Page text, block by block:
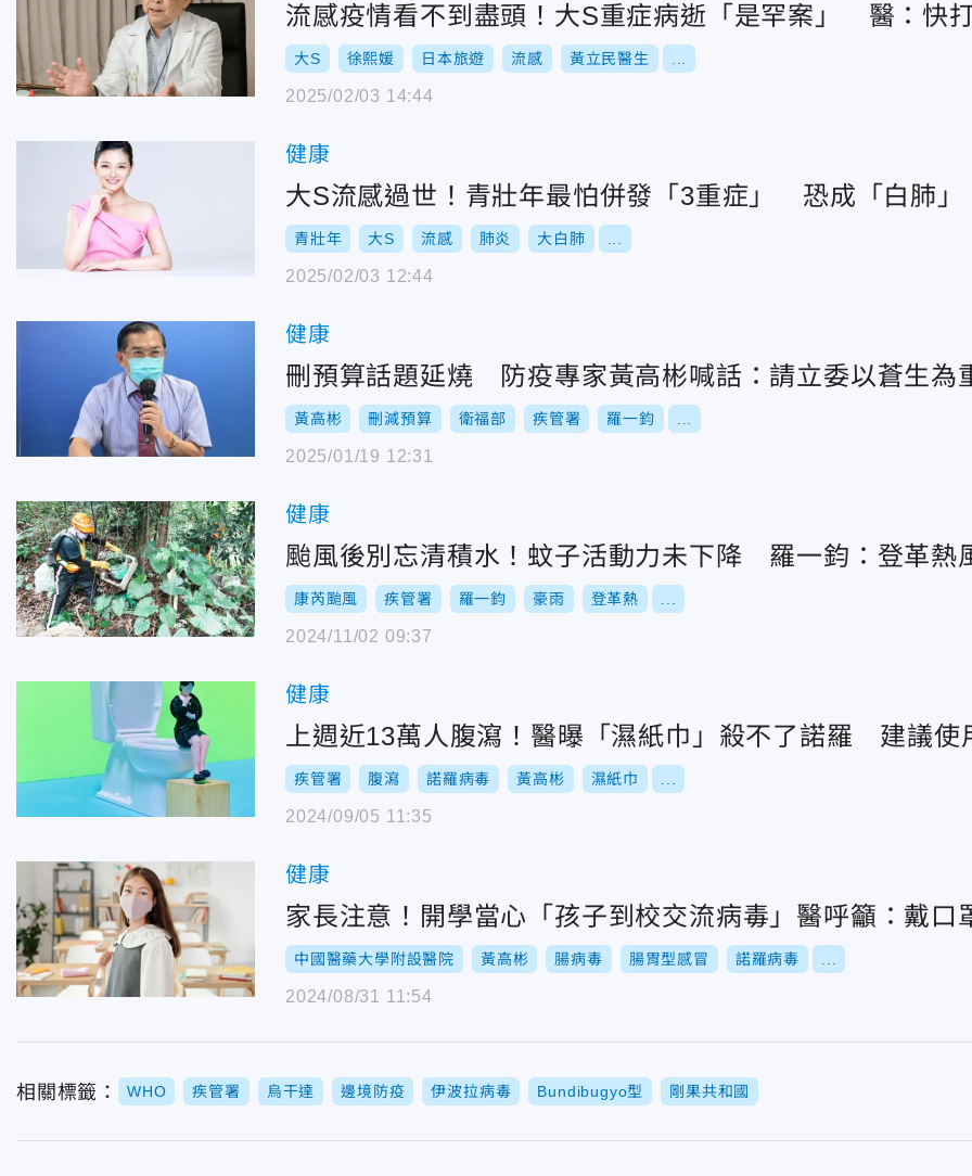
流感疫情看不到盡頭！大S重症病逝「是罕案」 醫：快
大S 徐熙媛 日本旅遊 流感 黃立民醫生
2025/02/03 14:44
健康
大S流感過世！青壯年最怕併發「3重症」 恐成「白肺」
青壯年 大S 流感 肺炎 大白肺
2025/02/03 12:44
健康
刪預算話題延燒 防疫專家黃高彬喊話：請立委以蒼生為
黃高彬 刪減預算 衛福部 疾管署 羅一鈞
2025/01/19 12:31
健康
颱風後別忘清積水！蚊子活動力未下降 羅一鈞：登革熱
康芮颱風 疾管署 羅一鈞 豪雨 登革熱
2024/11/02 09:37
健康
上週近13萬人腹瀉！醫曝「濕紙巾」殺不了諾羅 建議使
疾管署 腹瀉 諾羅病毒 黃高彬 濕紙巾
2024/09/05 11:35
健康
家長注意！開學當心「孩子到校交流病毒」醫呼籲：戴口
中國醫藥大學附設醫院 黃高彬 腸病毒 腸胃型感冒 諾羅病毒
2024/08/31 11:54
相關標籤： WHO 疾管署 烏干達 邊境防疫 伊波拉病毒 Bundibugyo型 剛果共和國